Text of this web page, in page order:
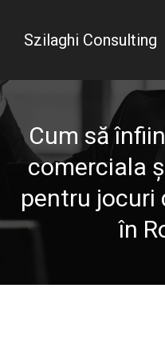
Szilaghi Consulting
Cum să
comerciala
pentru jocuri
în